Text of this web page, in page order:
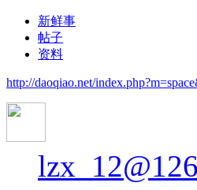
新鲜事
帖子
资料
http://daoqiao.net/